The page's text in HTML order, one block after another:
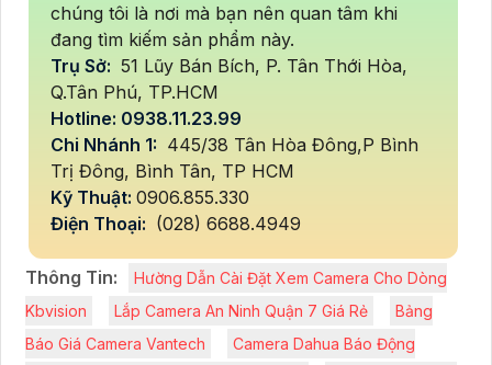
chúng tôi là nơi mà bạn nên quan tâm khi
đang tìm kiếm sản phẩm này.
Trụ Sở: 51 Lũy Bán Bích, P. Tân Thới Hòa,
Q.Tân Phú, TP.HCM
Hotline: 0938.11.23.99
Chi Nhánh 1: 445/38 Tân Hòa Đông,P Bình
Trị Đông, Bình Tân, TP HCM
Kỹ Thuật: 0906.855.330
Điện Thoại: (028) 6688.4949
Thông Tin:
Hường Dẫn Cài Đặt Xem Camera Cho Dòng
Kbvision
Lắp Camera An Ninh Quận 7 Giá Rẻ
Bảng
Báo Giá Camera Vantech
Camera Dahua Báo Động